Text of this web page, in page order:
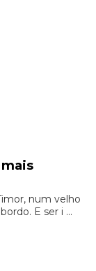
num velho
E ser i ...